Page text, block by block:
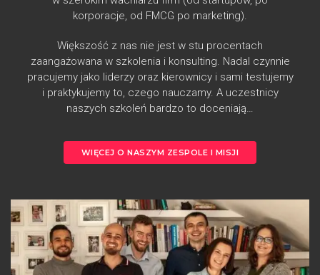
korporacje, od FMCG po marketing).
Większość z nas nie jest w stu procentach
zaangażowana w szkolenia i konsulting. Nadal czynnie
pracujemy jako liderzy oraz kierownicy i sami testujemy
i praktykujemy to, czego nauczamy. A uczestnicy
naszych szkoleń bardzo to doceniają…
WIĘCEJ O NASZYM ZESPOLE I MISJI